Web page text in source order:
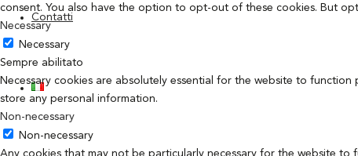
Contatti
consent. You also have the option to opt-out of these cookies. But
Necessary
Necessary
Sempre abilitato
Necessary cookies are absolutely essential for the website to
store any personal information.
Non-necessary
Non-necessary